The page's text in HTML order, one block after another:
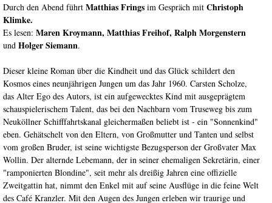
Durch den Abend führt Matthias Frings im Gespräch mit Christoph
Klimke.
Es lesen: Maren Kroymann, Matthias Freihof, Ralph Morgenstern
und Holger Siemann.
Dieser kleine Roman über die Kindheit und das Glück schildert den
Kosmos eines neunjährigen Jungen um das Jahr 1960. Carsten Scholze,
das Alter Ego des Autors, ist ein aufgewecktes Kind mit ausgeprägtem
schauspielerischem Talent, das bei den Nachbarn vom Truseweg bis zum
Neuköllner Schifffahrtskanal gleichermaßen beliebt ist - ein "Sonnenkind"
eben. Gehätschelt von den Eltern, von Großmutter und Tanten und selbst
vom großen Bruder, ist seine wichtigste Bezugsperson der Großvater Max
Wollin. Der alternde Lebemann, der in seiner ehemaligen Sekretärin, einer
"ramponierten Blondine", seit mehr als dreißig Jahren eine offizielle
Zweitgattin hat, nimmt den Enkel mit auf seine Ausflüge in die feine Welt
des Café Kranzler. Mit den Augen des Jungen erleben wir traurige und